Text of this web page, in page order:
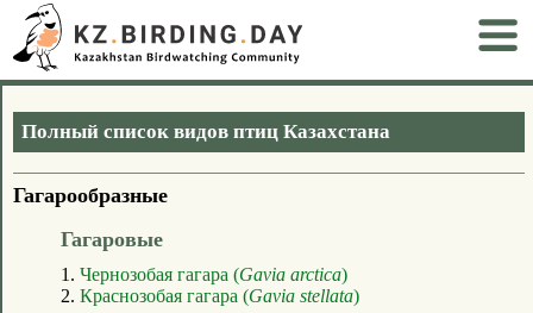
Полный список видов птиц Казахстана
Гагарообразные
Гагаровые
1. Чернозобая гагара (Gavia arctica)
2. Краснозобая гагара (Gavia stellata)